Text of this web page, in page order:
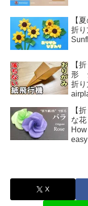
【
折
【
形
折
【
な
X